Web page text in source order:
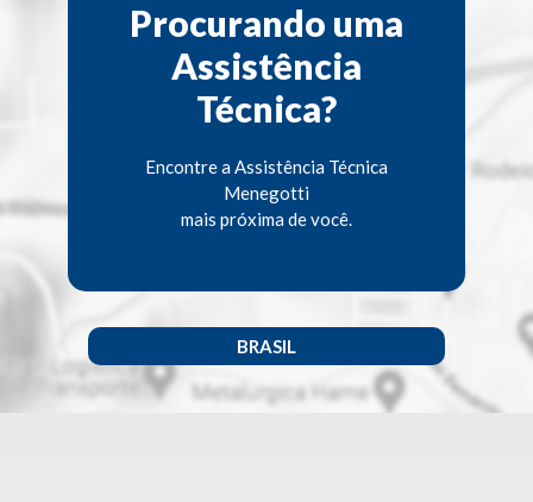
Procurando uma
Assistência
Técnica?
Encontre a Assistência Técnica
Menegotti
mais próxima de você.
BRASIL